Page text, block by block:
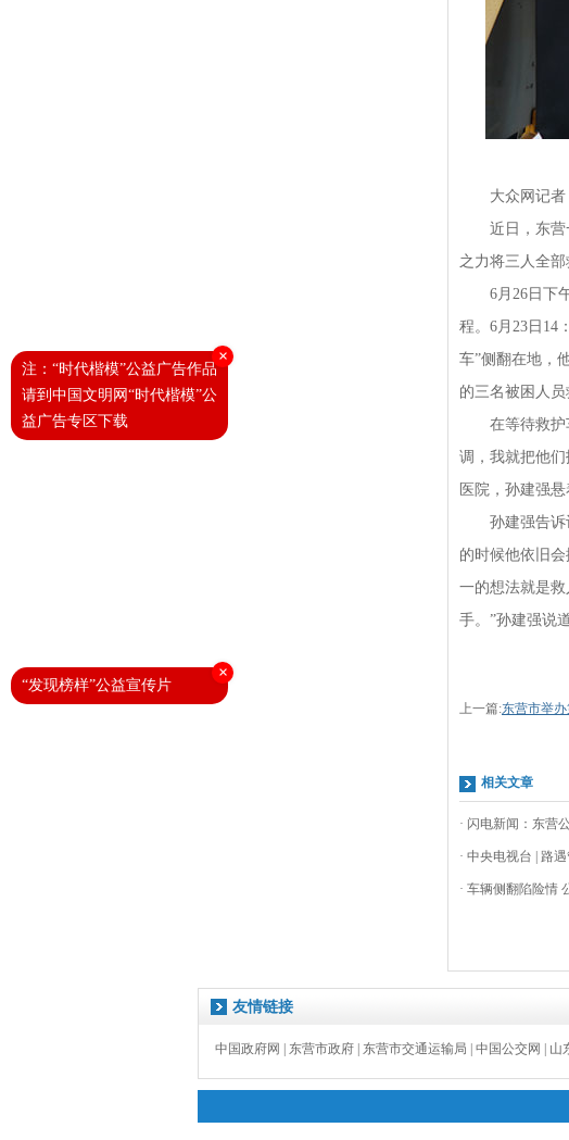
大众网记者
近日，东营一
之力将三人全部
6月26日下午
程。6月23日14
车”侧翻在地，
的三名被困人
在等待救护车
调，我就把他
医院，孙建强
孙建强告诉记
的时候他依旧
一的想法就是
手。”孙建强说道
上一篇:东营市举
相关文章
· 闪电新闻：东营
· 中央电视台 | 路
· 车辆侧翻陷险情
友情链接
中国政府网 东营市政府 东营市交通运输局 中国公交网 山
×
注：“时代楷模”公益广告作品
请到中国文明网“时代楷模”公
益广告专区下载
×
“发现榜样”公益宣传片